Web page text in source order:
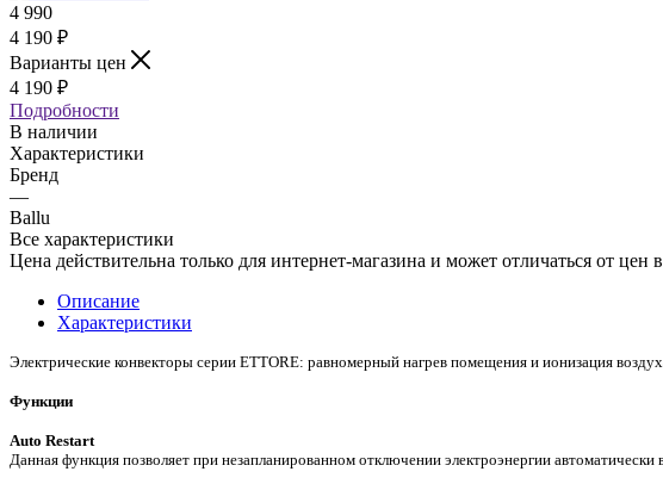
4 990
4 190 ₽
Варианты цен
4 190 ₽
Подробности
В наличии
Характеристики
Бренд
—
Ballu
Все характеристики
Цена действительна только для интернет-магазина и может отличаться от цен
Описание
Характеристики
Электрические конвекторы серии ETTORE: равномерный нагрев помещения и ионизация
Функции
Auto Restart
Данная функция позволяет при незапланированном отключении электроэнергии